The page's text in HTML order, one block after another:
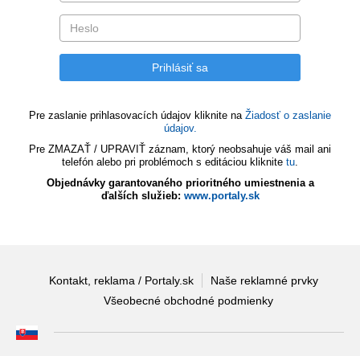
Pre zaslanie prihlasovacích údajov kliknite na Žiadosť o zaslanie
údajov.
Pre ZMAZAŤ / UPRAVIŤ záznam, ktorý neobsahuje váš mail ani
telefón alebo pri problémoch s editáciou kliknite tu.
Objednávky garantovaného prioritného umiestnenia a
ďalších služieb: www.portaly.sk
Kontakt, reklama / Portaly.sk
Naše reklamné prvky
Všeobecné obchodné podmienky